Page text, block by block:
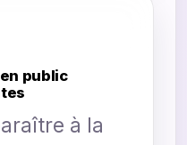
public
à la